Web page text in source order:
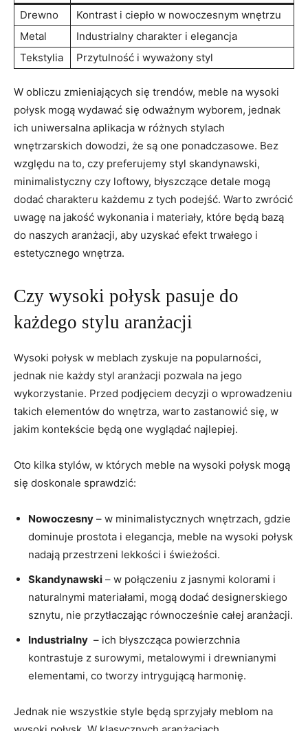
Drewno
Kontrast⁤ i ciepło w‍ nowoczesnym wnętrzu
Metal
Industrialny charakter ‌i elegancja
Tekstylia
Przytulność ​i​ wyważony styl
W‌ obliczu zmieniających się trendów, meble na wysoki
połysk mogą wydawać się odważnym wyborem,​ jednak
ich uniwersalna aplikacja ⁣w⁤ różnych stylach
wnętrzarskich dowodzi, że są one ⁤ponadczasowe. Bez
względu na to, czy preferujemy ‌styl skandynawski,⁢
minimalistyczny czy loftowy, błyszczące detale mogą​
dodać⁢ charakteru każdemu‌ z tych⁢ podejść. Warto⁢ zwrócić
⁢uwagę na jakość wykonania i materiały, ⁣które będą⁤ bazą
do ‌naszych aranżacji, aby uzyskać​ efekt trwałego ‍i
estetycznego wnętrza.
Czy wysoki ‌połysk ⁣pasuje do
każdego stylu​ aranżacji
Wysoki połysk w meblach zyskuje na ⁤popularności,⁣
jednak nie każdy styl aranżacji pozwala‌ na⁢ jego
⁣wykorzystanie. Przed⁤ podjęciem decyzji‍ o wprowadzeniu​
takich ⁢elementów do wnętrza, warto zastanowić się, w
jakim kontekście ⁤będą one​ wyglądać ​najlepiej.
Oto kilka stylów, w których ⁤meble ‌na wysoki‌ połysk ‍mogą⁣
się doskonale sprawdzić:
Nowoczesny – w minimalistycznych wnętrzach, gdzie
dominuje⁢ prostota i elegancja, meble ⁣na wysoki połysk
nadają ​przestrzeni‌ lekkości i świeżości.
Skandynawski – w połączeniu‌ z‌ jasnymi kolorami i
naturalnymi materiałami, mogą⁤ dodać designerskiego
sznytu, ‍nie przytłaczając równocześnie całej‍ aranżacji.
Industrialny ⁣ – ⁤ich błyszcząca ⁢powierzchnia
⁣kontrastuje z surowymi, ⁤metalowymi i drewnianymi
⁤elementami, co tworzy intrygującą harmonię.
Jednak nie wszystkie style będą sprzyjały meblom na⁢